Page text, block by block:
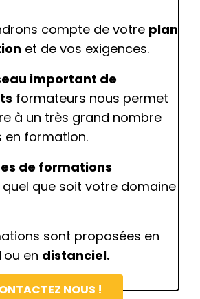
compte de votre plan
et de vos exigences.
important de
formateurs nous permet
à un très grand nombre
en formation.
de formations
quel que soit votre domaine
sont proposées en
ou en distanciel.
NOUS !